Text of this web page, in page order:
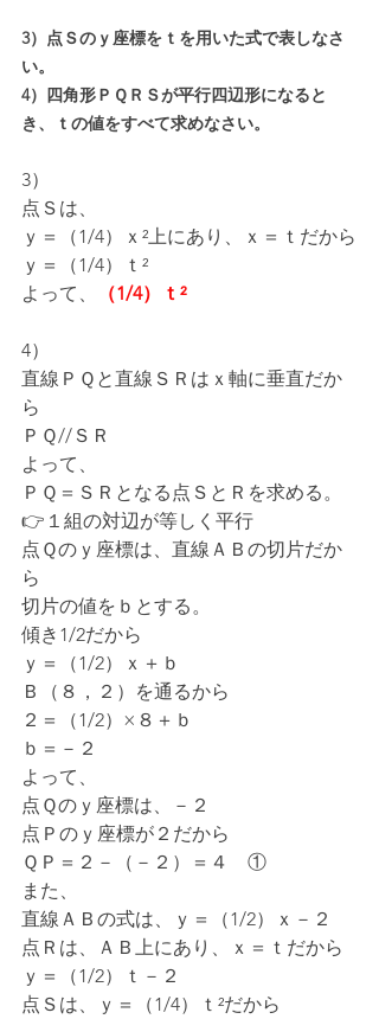
3）点Ｓのｙ座標をｔを用いた式で表しなさ
い。
4）四角形ＰＱＲＳが平行四辺形になると
き、ｔの値をすべて求めなさい。
3）
点Ｓは、
ｙ＝（1/4）ｘ²上にあり、ｘ＝ｔだから
ｙ＝（1/4）ｔ²
よって、
（1/4）ｔ²
4）
直線ＰＱと直線ＳＲはｘ軸に垂直だか
ら
ＰＱ//ＳＲ
よって、
ＰＱ＝ＳＲとなる点ＳとＲを求める。
👉１組の対辺が等しく平行
点Ｑのｙ座標は、直線ＡＢの切片だか
ら
切片の値をｂとする。
傾き1/2だから
ｙ＝（1/2）ｘ＋ｂ
Ｂ（８，２）を通るから
２＝（1/2）×８＋ｂ
ｂ＝－２
よって、
点Ｑのｙ座標は、－２
点Ｐのｙ座標が２だから
ＱＰ＝２－（－２）＝４　①
また、
直線ＡＢの式は、ｙ＝（1/2）ｘ－２
点Ｒは、ＡＢ上にあり、ｘ＝ｔだから
ｙ＝（1/2）ｔ－２
点Ｓは、ｙ＝（1/4）ｔ²だから